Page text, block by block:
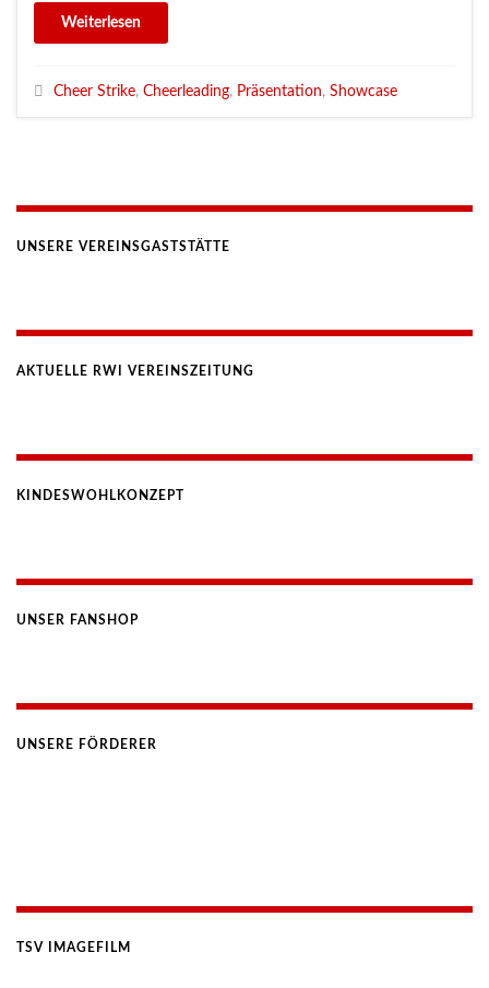
Cheer Strike, Cheerleading, Präsentation, Showcase
UNSERE VEREINSGASTSTÄTTE
AKTUELLE RWI VEREINSZEITUNG
KINDESWOHLKONZEPT
UNSER FANSHOP
UNSERE FÖRDERER
TSV IMAGEFILM